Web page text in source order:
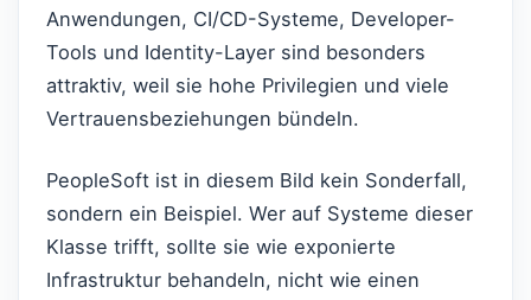
Anwendungen, CI/CD-Systeme, Developer-
Tools und Identity-Layer sind besonders
attraktiv, weil sie hohe Privilegien und viele
Vertrauensbeziehungen bündeln.
PeopleSoft ist in diesem Bild kein Sonderfall,
sondern ein Beispiel. Wer auf Systeme dieser
Klasse trifft, sollte sie wie exponierte
Infrastruktur behandeln, nicht wie einen